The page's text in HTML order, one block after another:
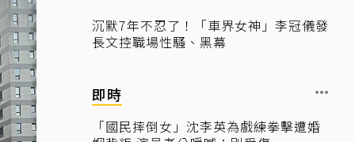
沉默7年不忍了！「車界女神」李冠儀發
長文控職場性騷、黑幕
即時
「國民摔倒女」沈李英為戲練拳擊遭婚